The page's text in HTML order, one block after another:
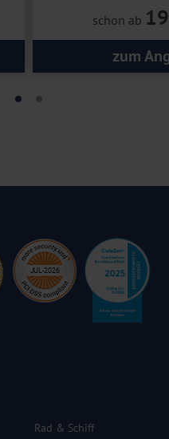
schon ab
zum
Rad & Schiff